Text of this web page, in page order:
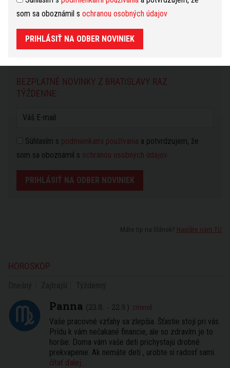
obyvateľov
rodičia
sťažnosti obyvateľov
BEZPLATNÉ NOVINKY Z BRATISLAVY RAZ
TÝŽDENNE:
Súhlasím s podmienkami používania a potvrdzujem, že
som sa oboznámil s ochranou osobných údajov
PRIHLÁSIŤ NA ODBER NOVINIEK
Máte tip na článok? Napíšte nám TU
HOROSKOP
Panna (23.8. - 22.9.) zmeniť
Vaše pracovné vzťahy sa zlepšia. Šťastie stojí pri vás.
Prídu k vám nečakané financie, ale so zdravím je to
horšie. Doma vám vaše deti prichystajú drobné
prekvapenie. Ak nemáte deti , urobte si radosť sami.
čítať ďalej...
som sa oboznámil s ochranou osobných údajov
PRIHLÁSIŤ NA ODBER NOVINIEK